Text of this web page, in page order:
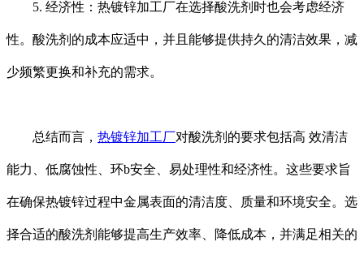
5. 经济性：热镀锌加工厂在选择酸洗剂时也会考虑经济
性。酸洗剂的成本应适中，并且能够提供持久的清洁效果，减
少频繁更换和补充的需求。
总结而言， 热镀锌加工厂对酸洗剂的要求包括高 效清洁
能力、低腐蚀性、环b安全、易处理性和经济性。这些要求旨
在确保热镀锌过程中金属表面的清洁度、质量和环境安全。选
择合适的酸洗剂能够提高生产效率、降低成本，并满足相关的